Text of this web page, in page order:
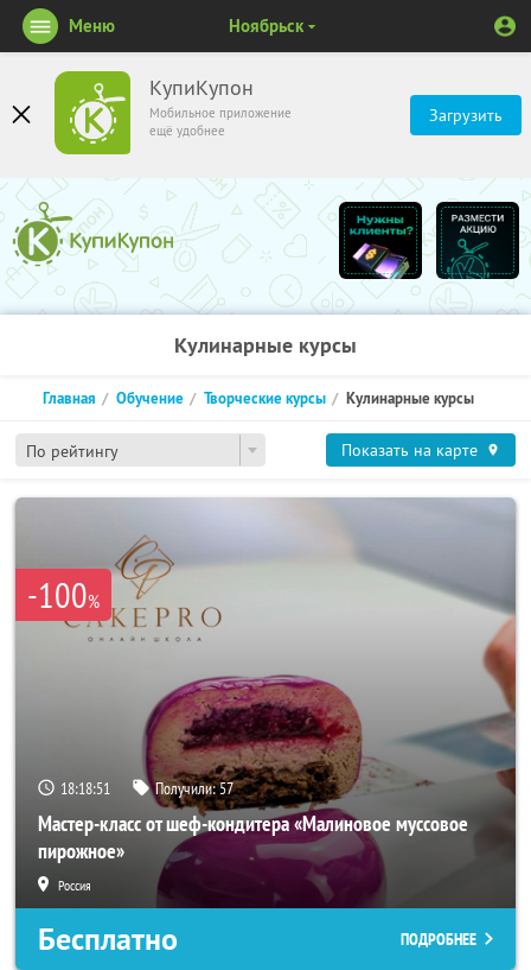
КупиКупон
Мобильное приложение
ещё удобнее
Загрузить
Меню Ноябрьск
Кулинарные курсы
По рейтингу
Главная Обучение Творческие курсы Кулинарные курсы
Показать на карте
-100%
18:18:51 Получили:57
Мастер-класс от шеф-кондитера «Малиновое муссовое
пирожное»
Россия
Бесплатно ПОДРОБНЕЕ